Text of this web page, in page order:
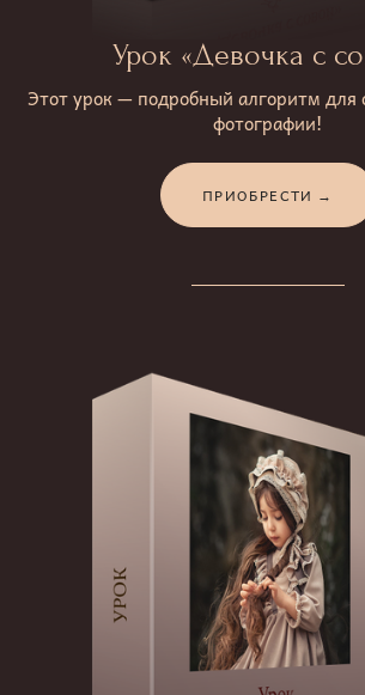
Урок «Девочка с
Этот урок — подробный алгоритм для
фотографии!
ПРИОБРЕСТИ →